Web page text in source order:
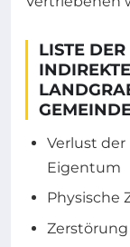
LISTE
Verlust
Eigentum
Physische